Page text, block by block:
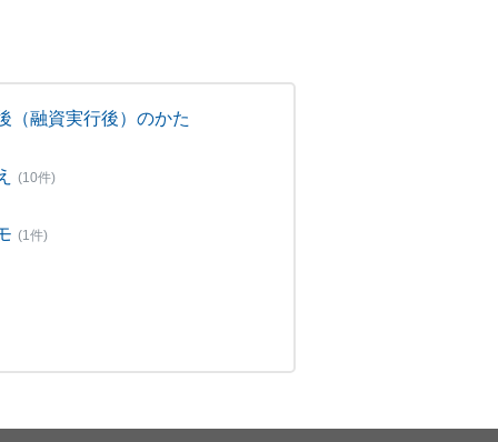
（融資実行後）のかた
(10件)
(1件)